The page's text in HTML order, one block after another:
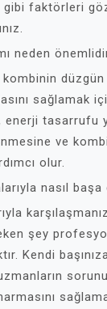
faktörleri
neden
kombinin
sağlamak
enerji tasarrufu
ve
olur.
nasıl başa
şey
Kendi